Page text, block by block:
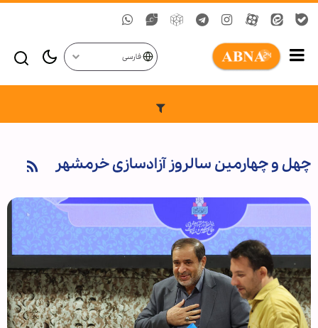
فارسی
چهل و چهارمین سالروز آزادسازی خرمشهر